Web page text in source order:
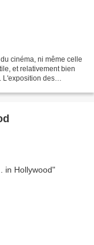
cinéma, ni même celle
et relativement bien
L'exposition des